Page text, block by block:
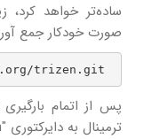
ساده‌تر خواهد کرد،
صورت خودکار جمع
trizen.git
ترمینال به دایرکتوری "trizen" استفاده نمایید.